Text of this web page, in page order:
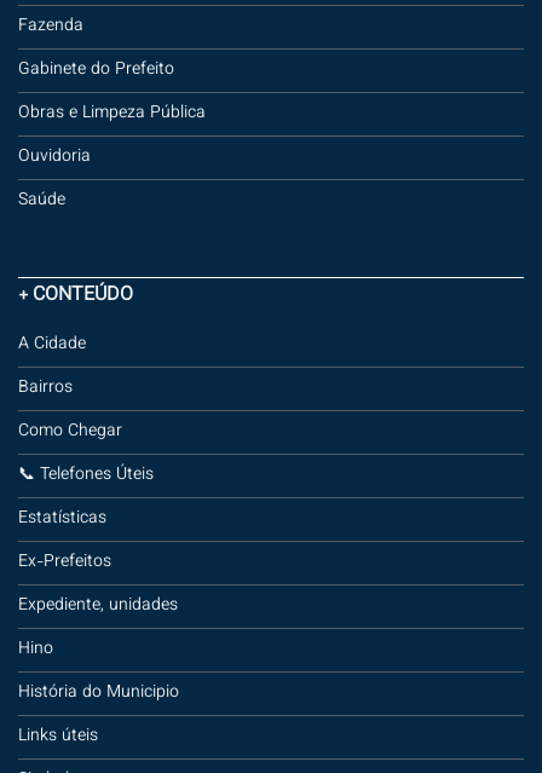
Fazenda
Gabinete do Prefeito
Obras e Limpeza Pública
Ouvidoria
Saúde
+ CONTEÚDO
A Cidade
Bairros
Como Chegar
📞 Telefones Úteis
Estatísticas
Ex-Prefeitos
Expediente, unidades
Hino
História do Municipio
Links úteis